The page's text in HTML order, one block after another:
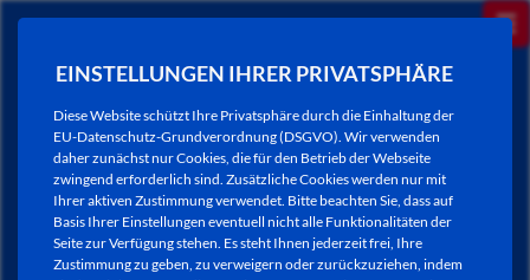
EINSTELLUNGEN IHRER PRIVATSPHÄRE
Diese Website schützt Ihre Privatsphäre durch die Einhaltung der
EU-Datenschutz-Grundverordnung (DSGVO). Wir verwenden
daher zunächst nur Cookies, die für den Betrieb der Webseite
zwingend erforderlich sind. Zusätzliche Cookies werden nur mit
Ihrer aktiven Zustimmung verwendet. Bitte beachten Sie, dass auf
Basis Ihrer Einstellungen eventuell nicht alle Funktionalitäten der
Seite zur Verfügung stehen. Es steht Ihnen jederzeit frei, Ihre
Zustimmung zu geben, zu verweigern oder zurückzuziehen, indem